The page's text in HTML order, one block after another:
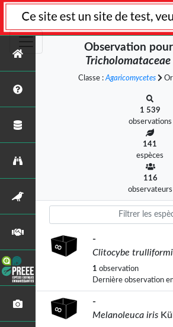
Observation
Tricholomataceae
Classe : Agaricomycetes
1 539
observations
141
espèces
116
observateurs
-
Clitocybe
1 observation
Dernière observation
-
Melanoleuca iris